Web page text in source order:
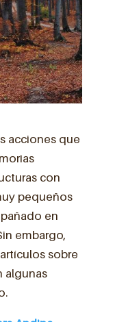
acciones que
con
pequeños
en
embargo,
sobre
algunas